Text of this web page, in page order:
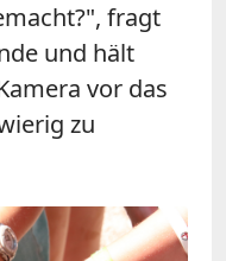
fragt
und hält
vor das
zu